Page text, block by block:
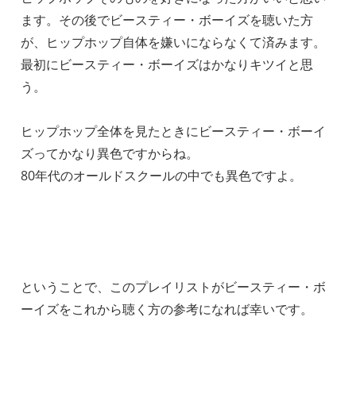
ます。その後でビースティー・ボーイズを聴いた方
が、ヒップホップ自体を嫌いにならなくて済みます。
最初にビースティー・ボーイズはかなりキツイと思
う。
ヒップホップ全体を見たときにビースティー・ボーイ
ズってかなり異色ですからね。
80年代のオールドスクールの中でも異色ですよ。
ということで、このプレイリストがビースティー・ボ
ーイズをこれから聴く方の参考になれば幸いです。